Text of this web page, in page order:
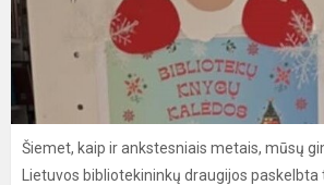
Šiemet, kaip ir ankstesniais metais, mūsų
Lietuvos bibliotekininkų draugijos paskelbta